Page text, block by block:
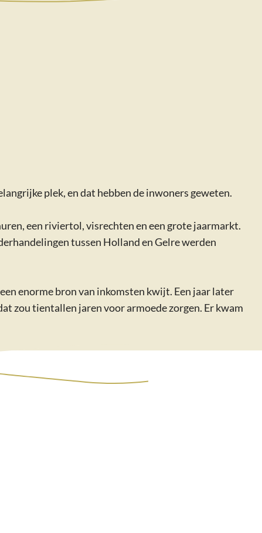
plek, en dat hebben de inwoners geweten.
een riviertol, visrechten en een grote jaarmarkt.
tussen Holland en Gelre werden
enorme bron van inkomsten kwijt. Een jaar later
zou tientallen jaren voor armoede zorgen. Er kwam